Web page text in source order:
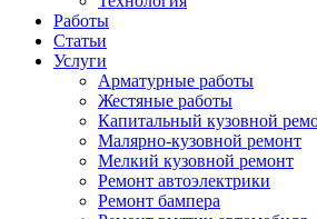
Работы
Статьи
Услуги
Арматурные работы
Жестяные работы
Капитальный кузовной
Малярно-кузовной ремонт
Мелкий кузовной ремонт
Ремонт автоэлектрики
Ремонт бампера